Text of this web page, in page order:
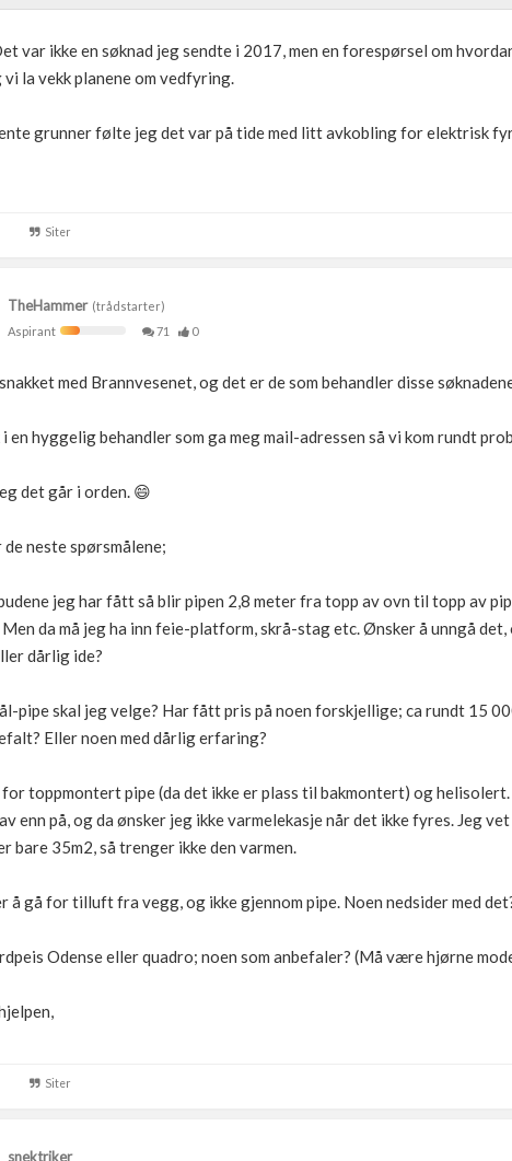
var ikke en søknad jeg sendte i 2017, men en forespørsel om
la vekk planene om vedfyring.
grunner følte jeg det var på tide med litt avkobling for elektrisk
Siter
TheHammer(trådstarter)
Aspirant
71 0
med Brannvesenet, og det er de som behandler disse
i en hyggelig behandler som ga meg mail-adressen så vi kom rundt
det går i orden. 😄
de neste spørsmålene;
jeg har fått så blir pipen 2,8 meter fra topp av ovn til topp av
da må jeg ha inn feie-platform, skrå-stag etc. Ønsker å unngå
dårlig ide?
pipe skal jeg velge? Har fått pris på noen forskjellige; ca rundt 15
Eller noen med dårlig erfaring?
for toppmontert pipe (da det ikke er plass til bakmontert) og
enn på, og da ønsker jeg ikke varmelekasje når det ikke fyres. Jeg
bare 35m2, så trenger ikke den varmen.
å gå for tilluft fra vegg, og ikke gjennom pipe. Noen nedsider med
Odense eller quadro; noen som anbefaler? (Må være hjørne
Siter
snektriker